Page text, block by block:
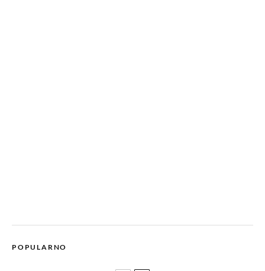
POPULARNO